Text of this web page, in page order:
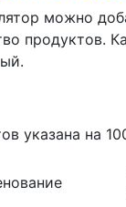
можно
продуктов.
указана на